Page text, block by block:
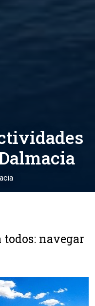
navegar